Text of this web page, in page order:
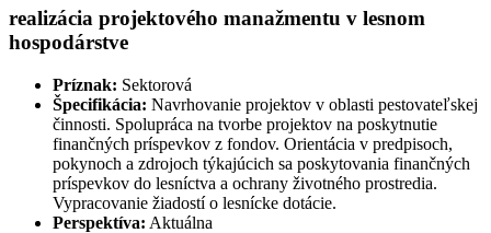
realizácia projektového manažmentu v lesnom
hospodárstve
Príznak: Sektorová
Špecifikácia: Navrhovanie projektov v oblasti pestovateľskej
činnosti. Spolupráca na tvorbe projektov na poskytnutie
finančných príspevkov z fondov. Orientácia v predpisoch,
pokynoch a zdrojoch týkajúcich sa poskytovania finančných
príspevkov do lesníctva a ochrany životného prostredia.
Vypracovanie žiadostí o lesnícke dotácie.
Perspektíva: Aktuálna